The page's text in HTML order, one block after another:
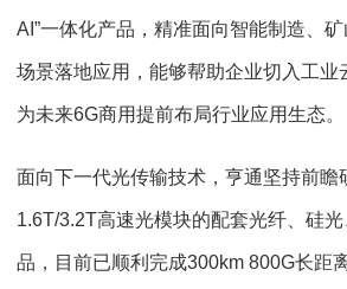
AI”一体化产品，精准面向智能制造、
场景落地应用，能够帮助企业切入工业
为未来6G商用提前布局行业应用生态。
面向下一代光传输技术，亨通坚持前瞻
1.6T/3.2T高速光模块的配套光纤、硅光
品，目前已顺利完成300km 800G长距